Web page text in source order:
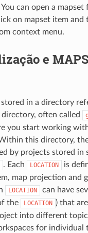
can open a mapset
on mapset item and
context menu.
e
stored in a directory
directory, often called
you start working
this directory, the
by projects stored in
. Each LOCATION
is
map projection and
LOCATION can have
the LOCATION ) that
into different
for individual